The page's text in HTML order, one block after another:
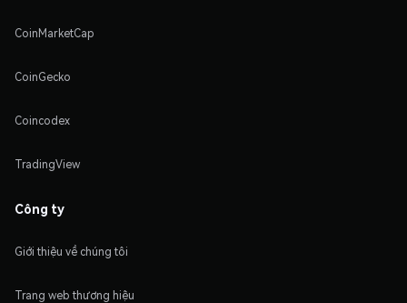
CoinMarketCap
CoinGecko
Coincodex
TradingView
Công ty
Giới thiệu về chúng tôi
Trang web thương hiệu